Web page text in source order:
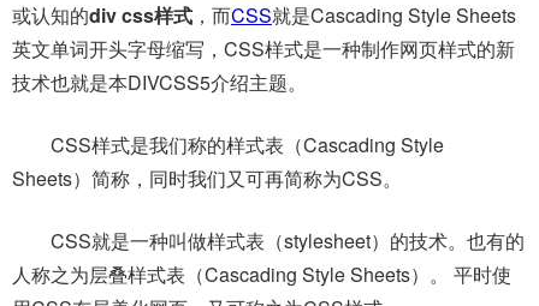
或认知的div css样式 ，而CSS就是Cascading Style Sheets
英文单词开头字母缩写，CSS样式是一种制作网页样式的新
技术也就是本DIVCSS5介绍主题。
CSS样式是我们称的样式表（Cascading Style
Sheets）简称，同时我们又可再简称为CSS。
CSS就是一种叫做样式表（stylesheet）的技术。也有的
人称之为层叠样式表（Cascading Style Sheets）。 平时使